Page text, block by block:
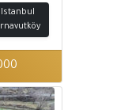
Istanbul